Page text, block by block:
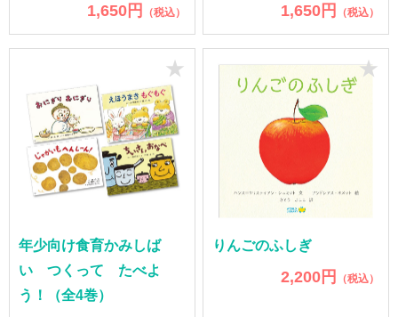
1,650円 （税込） 1,650円 （税込）
年少向け食育かみしば
い つくって たべよ
う！（全4巻）
★
りんごのふしぎ
2,200円 （税込）
★